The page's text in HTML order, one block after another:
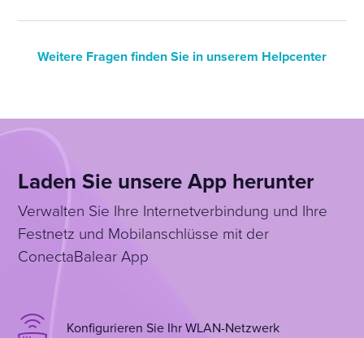
Weitere Fragen finden Sie in unserem Helpcenter
Laden Sie unsere App herunter
Verwalten Sie Ihre Internetverbindung und Ihre
Festnetz und Mobilanschlüsse mit der
ConectaBalear App
Konfigurieren Sie Ihr WLAN-Netzwerk